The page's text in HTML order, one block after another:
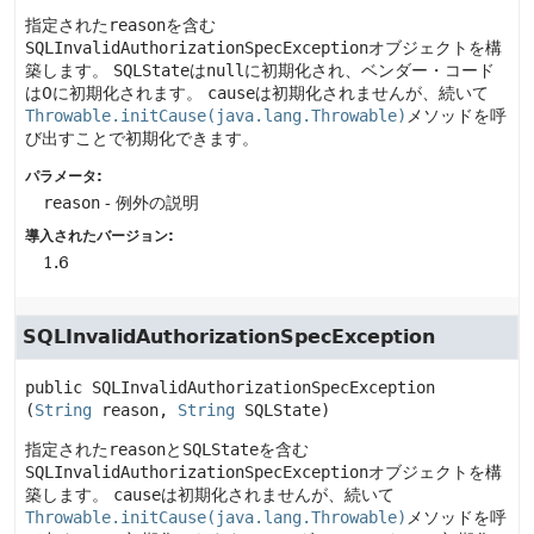
指定された reasonを含む
SQLInvalidAuthorizationSpecExceptionオブジェクトを構
築します。
SQLStateはnull に初期化され、ベンダー・コード
は0に初期化されます。
causeは初期化されませんが、続いて
Throwable.initCause(java.lang.Throwable) メソッドを呼
び出すことで初期化できます。
パラメータ:
reason - 例外の説明
導入されたバージョン:
1.6
SQLInvalidAuthorizationSpecException
public SQLInvalidAuthorizationSpecException
(String reason, String SQLState)
指定された reasonと SQLStateを含む
SQLInvalidAuthorizationSpecExceptionオブジェクトを構
築します。
causeは初期化されませんが、続いて
Throwable.initCause(java.lang.Throwable) メソッドを呼